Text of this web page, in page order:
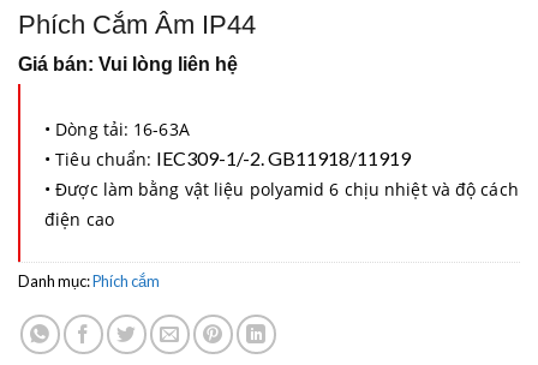
Phích Cắm Âm IP44
Giá bán: Vui lòng liên hệ
• Dòng tải: 16-63A
• Tiêu chuẩn: IEC309-1/-2. GB11918/11919
• Được làm bằng vật liệu polyamid 6 chịu nhiệt và độ cách
điện cao
Danh mục:Phích cắm